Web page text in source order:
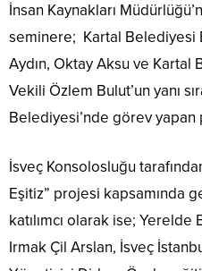
İnsan Kaynakları
seminere; Kartal Belediyesi
Aydın, Oktay Aksu ve Kartal
Vekili Özlem Bulut’un yanı
Belediyesi’nde görev yapan
İsveç Konsolosluğu
Eşitiz” projesi kapsamında
katılımcı olarak ise;
Irmak Çil Arslan, İsveç